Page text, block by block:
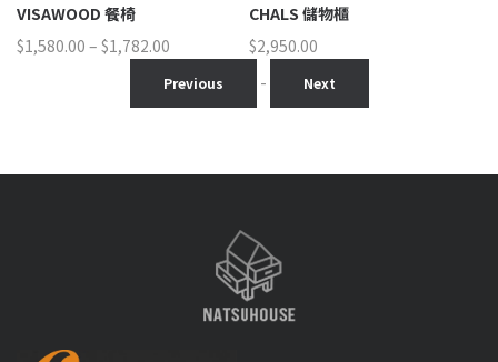
價
$1,782.00
CHALS 儲物櫃
$2,950.00
VISAWOOD 餐椅
Previous - Next